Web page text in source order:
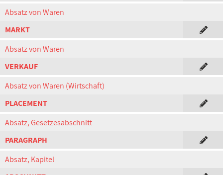
Absatz von Waren
MARKT
Absatz von Waren
VERKAUF
Absatz von Waren (Wirtschaft)
PLACEMENT
Absatz, Gesetzesabschnitt
PARAGRAPH
Absatz, Kapitel